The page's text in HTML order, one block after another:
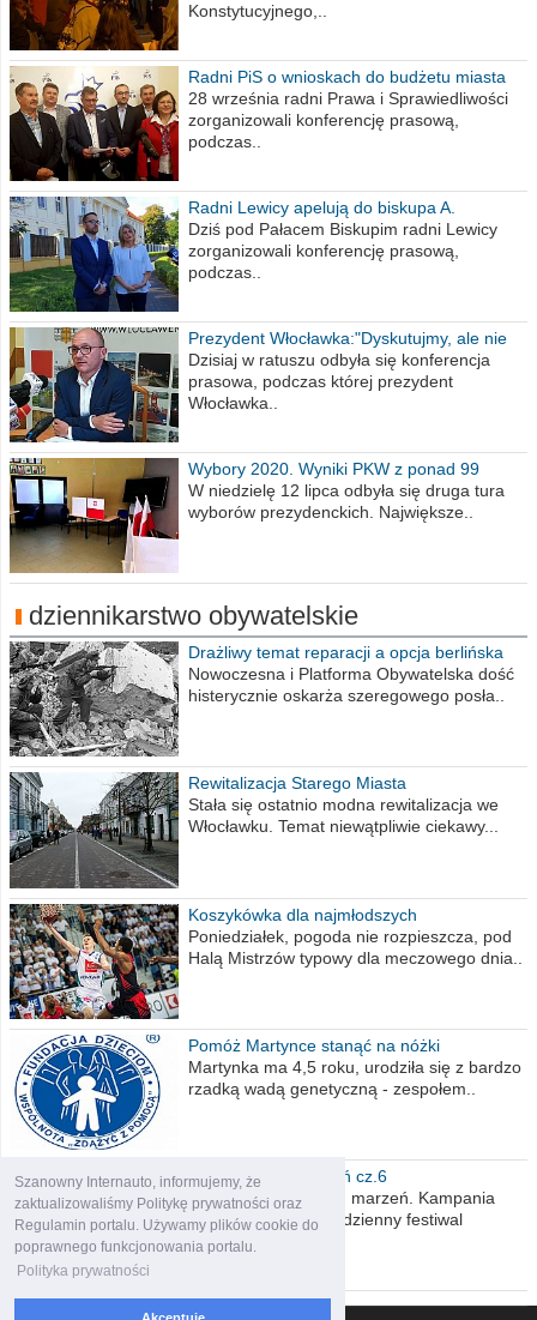
Szanowny Internauto, informujemy, że
zaktualizowaliśmy Politykę prywatności oraz
Regulamin portalu. Używamy plików cookie do
poprawnego funkcjonowania portalu.
Polityka prywatności
Konstytucyjnego,..
Radni PiS o wnioskach do budżetu miasta
na 2021 rok
28 września radni Prawa i Sprawiedliwości
zorganizowali konferencję prasową,
podczas..
Radni Lewicy apelują do biskupa A.
Wiesława Meringa
Dziś pod Pałacem Biskupim radni Lewicy
zorganizowali konferencję prasową,
podczas..
Prezydent Włocławka:"Dyskutujmy, ale nie
obrażajmy się”
Dzisiaj w ratuszu odbyła się konferencja
prasowa, podczas której prezydent
Włocławka..
Wybory 2020. Wyniki PKW z ponad 99
procent obwodów
W niedzielę 12 lipca odbyła się druga tura
wyborów prezydenckich. Największe..
dziennikarstwo obywatelskie
Drażliwy temat reparacji a opcja berlińska
Nowoczesna i Platforma Obywatelska dość
histerycznie oskarża szeregowego posła..
Rewitalizacja Starego Miasta
Stała się ostatnio modna rewitalizacja we
Włocławku. Temat niewątpliwie ciekawy...
Koszykówka dla najmłodszych
Poniedziałek, pogoda nie rozpieszcza, pod
Halą Mistrzów typowy dla meczowego dnia..
Pomóż Martynce stanąć na nóżki
Martynka ma 4,5 roku, urodziła się z bardzo
rzadką wadą genetyczną - zespołem..
Polska moich marzeń cz.6
Nadszedł kres moich marzeń. Kampania
wyborcza czyli niecodzienny festiwal
obietnic,..